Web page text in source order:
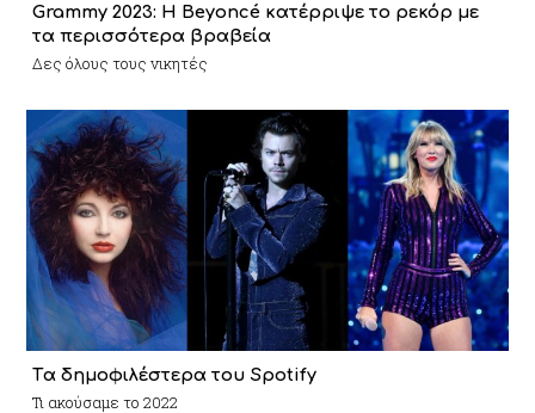
Grammy 2023: H Beyoncé κατέρριψε το ρεκόρ με
τα περισσότερα βραβεία
Δες όλους τους νικητές
Tα δημοφιλέστερα του Spotify
Τι ακούσαμε το 2022